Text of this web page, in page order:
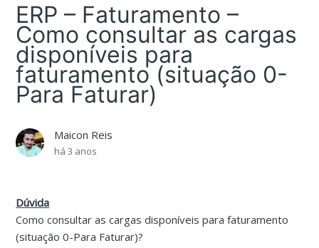
ERP – Faturamento –
Como consultar as cargas
disponíveis para
faturamento (situação 0-
Para Faturar)
Maicon Reis
há 3 anos
Dúvida
Como consultar as cargas disponíveis para faturamento
(situação 0-Para Faturar)?